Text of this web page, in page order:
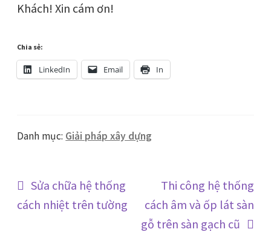
Khách! Xin cám ơn!
Chia sẻ:
LinkedIn Email In
Danh mục: Giải pháp xây dựng
Điều
hướng
Bài
trước:
Sửa chữa hệ thống
cách nhiệt trên tường
Bài
tiếp
theo:
Thi công hệ thống
cách âm và ốp lát sàn
gỗ trên sàn gạch cũ